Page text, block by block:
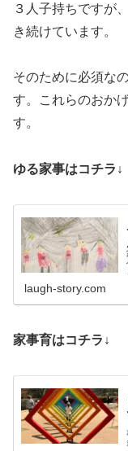
３人子持ちですが
き続けています。
そのために必須な
す。これらのおか
す。
ゆる家事はコチラ↓
laugh-story.com
家事育はコチラ↓